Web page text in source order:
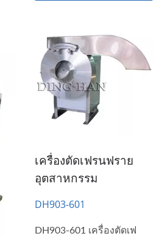
เครื่องตัดเฟรนฟราย
อุตสาหกรรม
DH903-601
DH903-601 เครื่องตัดเฟ